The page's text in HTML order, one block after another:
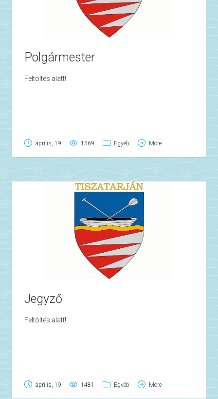
Polgármester
Feltöltés alatt!
április, 19 1569 Egyéb More
Jegyző
Feltöltés alatt!
április, 19 1481 Egyéb More